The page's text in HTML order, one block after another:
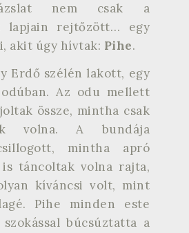
nem csak a
lapjain rejtőzött… egy
akit úgy hívtak: Pihe.
Erdő szélén lakott, egy
Az odu mellett
össze, mintha csak
volna. A bundája
mintha apró
táncoltak volna rajta,
kíváncsi volt, mint
Pihe minden este
búcsúztatta a